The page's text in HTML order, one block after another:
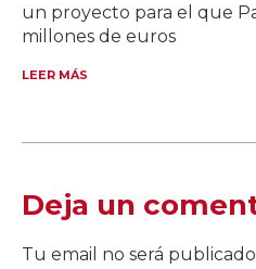
un proyecto para el que
millones de euros
LEER MÁS
Deja un
Tu email no será publicado